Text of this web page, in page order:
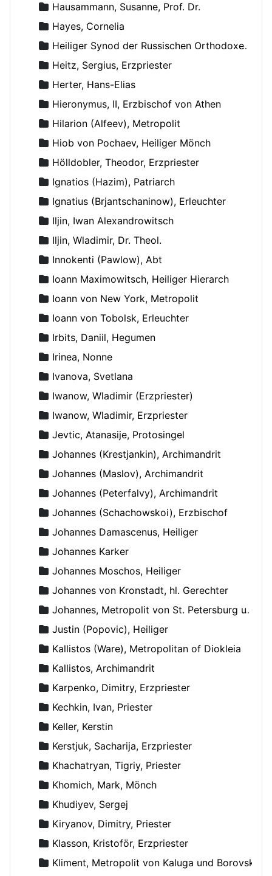
Hausammann, Susanne, Prof. Dr.
Hayes, Cornelia
Heiliger Synod der Russischen Orthodoxen Kirche
Heitz, Sergius, Erzpriester
Herter, Hans-Elias
Hieronymus, II, Erzbischof von Athen
Hilarion (Alfeev), Metropolit
Hiob von Pochaev, Heiliger Mönch
Hölldobler, Theodor, Erzpriester
Ignatios (Hazim), Patriarch
Ignatius (Brjantschaninow), Erleuchter
Iljin, Iwan Alexandrowitsch
Iljin, Wladimir, Dr. Theol.
Innokenti (Pawlow), Abt
Ioann Maximowitsch, Heiliger Hierarch
Ioann von New York, Metropolit
Ioann von Tobolsk, Erleuchter
Irbits, Daniil, Hegumen
Irinea, Nonne
Ivanova, Svetlana
Iwanow, Wladimir (Erzpriester)
Iwanow, Wladimir, Erzpriester
Jevtic, Atanasije, Protosingel
Johannes (Krestjankin), Archimandrit
Johannes (Maslov), Archimandrit
Johannes (Peterfalvy), Archimandrit
Johannes (Schachowskoi), Erzbischof
Johannes Damascenus, Heiliger
Johannes Karker
Johannes Moschos, Heiliger
Johannes von Kronstadt, hl. Gerechter
Johannes, Metropolit von St. Petersburg und Ladoga
Justin (Popovic), Heiliger
Kallistos (Ware), Metropolitan of Diokleia
Kallistos, Archimandrit
Karpenko, Dimitry, Erzpriester
Kechkin, Ivan, Priester
Keller, Kerstin
Kerstjuk, Sacharija, Erzpriester
Khachatryan, Tigriy, Priester
Khomich, Mark, Mönch
Khudiyev, Sergej
Kiryanov, Dimitry, Priester
Klasson, Kristoför, Erzpriester
Kliment, Metropolit von Kaluga und Borovsk